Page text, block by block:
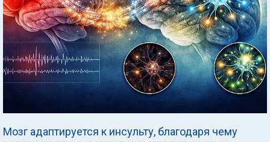
Мозг адаптируется к инсульту, благодаря чему